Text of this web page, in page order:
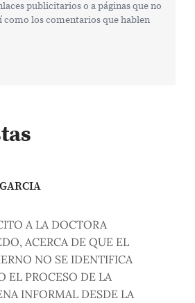
publicitarios o a páginas que no
como los comentarios que hablen
A LA DOCTORA
ACERCA DE QUE EL
NO SE IDENTIFICA
EL PROCESO DE LA
INFORMAL DESDE LA